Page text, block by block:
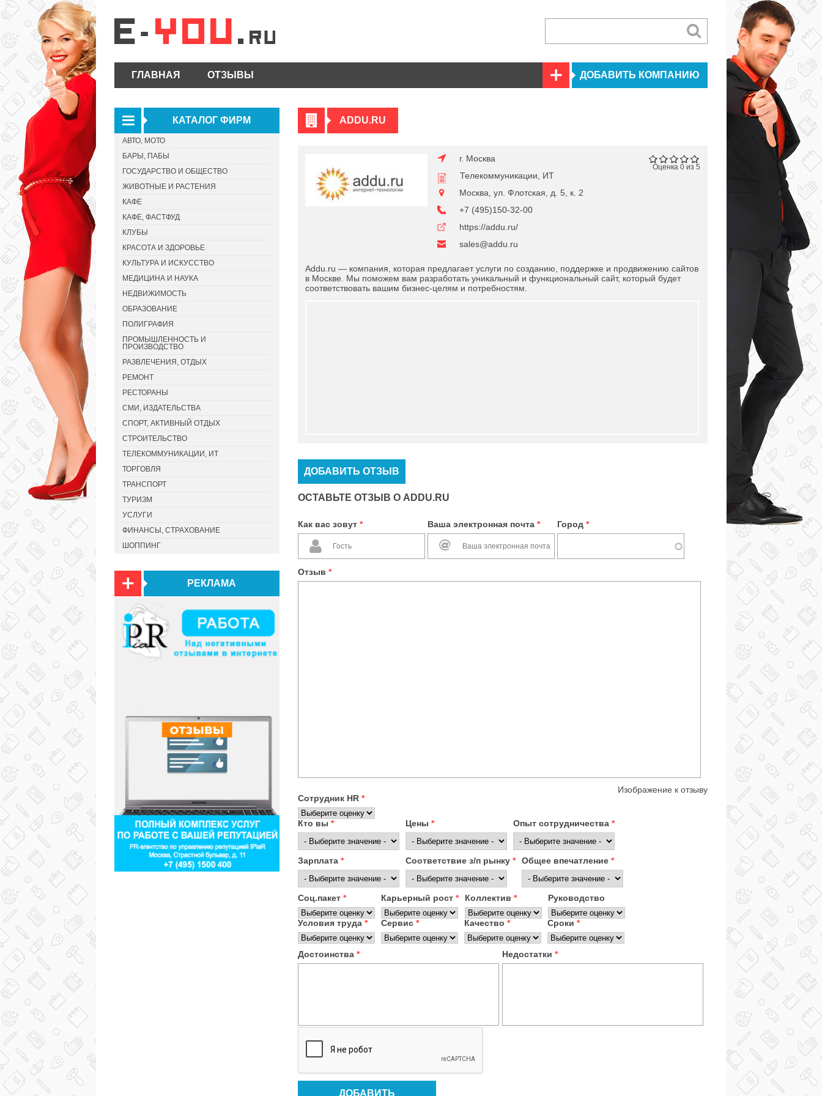
ГЛАВНАЯ ОТЗЫВЫ ДОБАВИТЬ КОМПАНИЮ
ADDU.RU
Оценка 0 из 5
г. Москва
Телекоммуникации, ИТ
Москва, ул. Флотская, д. 5, к. 2
+7 (495)150-32-00
https://addu.ru/
sales@addu.ru
Addu.ru — компания, которая предлагает услуги по созданию, поддержке и продвижению сайтов
в Москве. Мы поможем вам разработать уникальный и функциональный сайт, который будет
соответствовать вашим бизнес-целям и потребностям.
ДОБАВИТЬ ОТЗЫВ
ОСТАВЬТЕ ОТЗЫВ О ADDU.RU
Как вас зовут * Ваша электронная почта * Город *
Отзыв *
Изображение к отзыву
Сотрудник HR *
Кто вы * Цены * Опыт сотрудничества *
Зарплата * Соответствие з/п рынку * Общее впечатление *
Соц.пакет * Карьерный рост * Коллектив * Руководство
Условия труда * Сервис * Качество * Сроки *
Достоинства * Недостатки *
КАТАЛОГ ФИРМ
АВТО, МОТО
БАРЫ, ПАБЫ
ГОСУДАРСТВО И ОБЩЕСТВО
ЖИВОТНЫЕ И РАСТЕНИЯ
КАФЕ
КАФЕ, ФАСТФУД
КЛУБЫ
КРАСОТА И ЗДОРОВЬЕ
КУЛЬТУРА И ИСКУССТВО
МЕДИЦИНА И НАУКА
НЕДВИЖИМОСТЬ
ОБРАЗОВАНИЕ
ПОЛИГРАФИЯ
ПРОМЫШЛЕННОСТЬ И
ПРОИЗВОДСТВО
РАЗВЛЕЧЕНИЯ, ОТДЫХ
РЕМОНТ
РЕСТОРАНЫ
СМИ, ИЗДАТЕЛЬСТВА
СПОРТ, АКТИВНЫЙ ОТДЫХ
СТРОИТЕЛЬСТВО
ТЕЛЕКОММУНИКАЦИИ, ИТ
ТОРГОВЛЯ
ТРАНСПОРТ
ТУРИЗМ
УСЛУГИ
ФИНАНСЫ, СТРАХОВАНИЕ
ШОППИНГ
РЕКЛАМА